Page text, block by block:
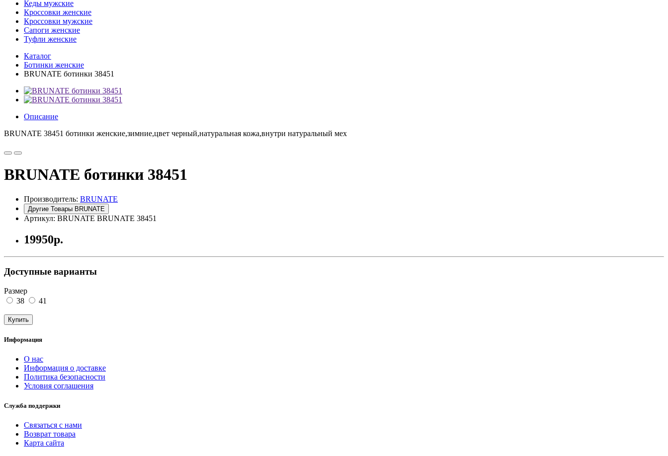
Кеды мужские
Кроссовки женские
Кроссовки мужские
Сапоги женские
Туфли женские
Каталог
Ботинки женские
BRUNATE ботинки 38451
Описание
BRUNATE 38451 ботинки женские,зимние,цвет черный,натуральная кожа,внутри натуральный мех
BRUNATE ботинки 38451
Производитель: BRUNATE
Другие Товары BRUNATE
Артикул: BRUNATE BRUNATE 38451
19950р.
Доступные варианты
Размер
38
41
Купить
Информация
О нас
Информация о доставке
Политика безопасности
Условия соглашения
Служба поддержки
Связаться с нами
Возврат товара
Карта сайта